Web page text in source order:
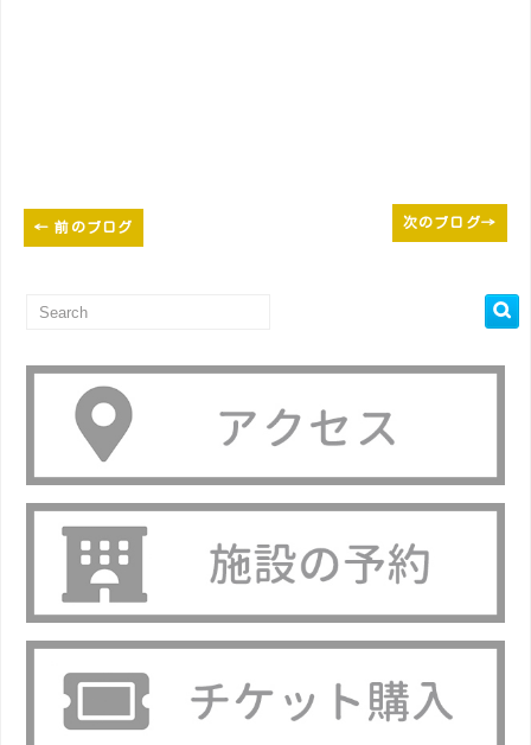
← 前のブログ 次のブログ→